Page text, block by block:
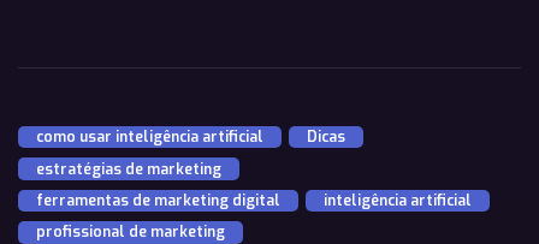
como usar inteligência artificial Dicas
estratégias de marketing
ferramentas de marketing digital
inteligência artificial
profissional de marketing